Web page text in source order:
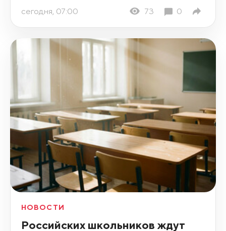
сегодня, 07:00 73 0
НОВОСТИ
Российских школьников ждут